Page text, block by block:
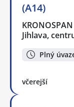
(A14)
Jihlava,
Plný
včerejší